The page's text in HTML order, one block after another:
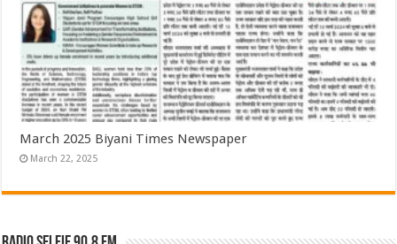
March 2025 Biyani Times Newspaper
March 22, 2025